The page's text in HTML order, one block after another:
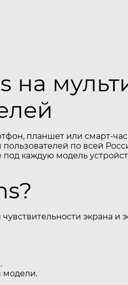
на
планшет или смарт-
по всей
под каждую модель
экрана и
модели.